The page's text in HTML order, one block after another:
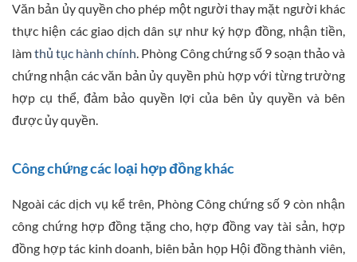
Văn bản ủy quyền cho phép một người thay mặt người khác
thực hiện các giao dịch dân sự như ký hợp đồng, nhận tiền,
làmthủ tục hành chính. Phòng Công chứng số 9 soạn thảo và
chứng nhận các văn bản ủy quyền phù hợp với từng trường
hợp cụ thể, đảm bảo quyền lợi của bên ủy quyền và bên
được ủy quyền.
Công chứng các loại hợp đồng khác
Ngoài các dịch vụ kể trên, Phòng Công chứng số 9 còn nhận
công chứng hợp đồng tặng cho, hợp đồng vay tài sản, hợp
đồng hợp tác kinh doanh, biên bản họp Hội đồng thành viên,